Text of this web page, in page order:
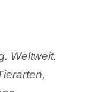
Weltweit.